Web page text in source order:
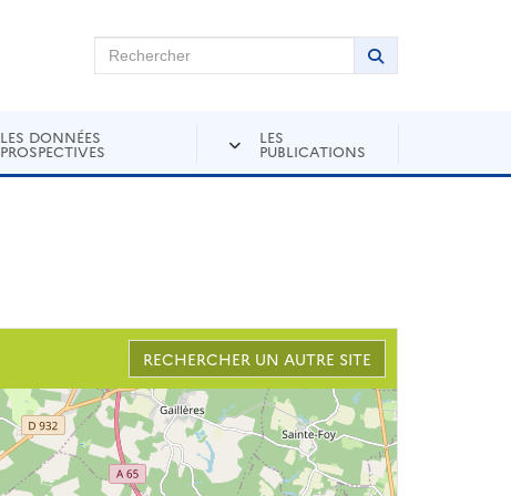
Rechercher sur Andra Inventaire Rechercher
Lancer la
LES DONNÉES
PROSPECTIVES
LES
PUBLICATIONS
RECHERCHER UN AUTRE SITE